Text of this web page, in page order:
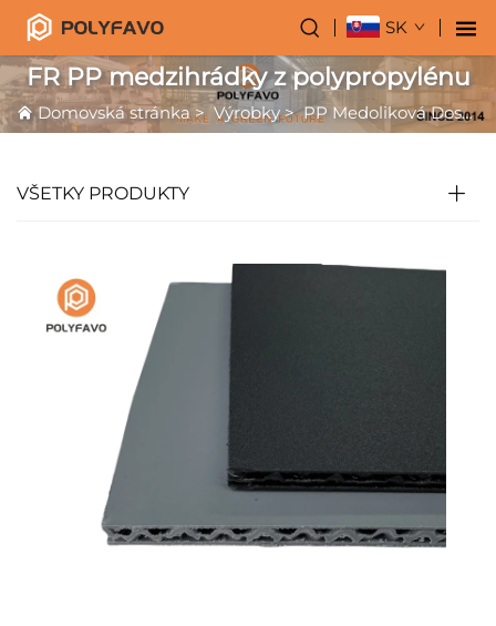
SK
FR PP medzihrádky z polypropylénu
Domovská stránka> Výrobky>PP Medoliková Doska
VŠETKY PRODUKTY